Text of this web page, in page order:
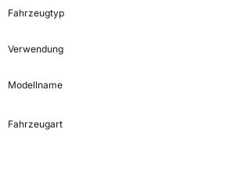
Fahrzeugtyp
Verwendung
Modellname
Fahrzeugart